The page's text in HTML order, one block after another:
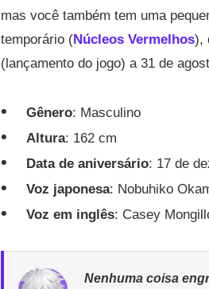
mas você também tem uma
temporário (Núcleos Vermelhos),
(lançamento do jogo) a 31 de
Gênero: Masculino
Altura: 162 cm
Data de aniversário: 17 de
Voz japonesa: Nobuhiko
Voz em inglês: Casey
Nenhuma coisa